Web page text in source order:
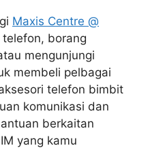
Maxis Centre @
telefon, borang
mengunjungi
membeli pelbagai
telefon bimbit
komunikasi dan
berkaitan
yang kamu